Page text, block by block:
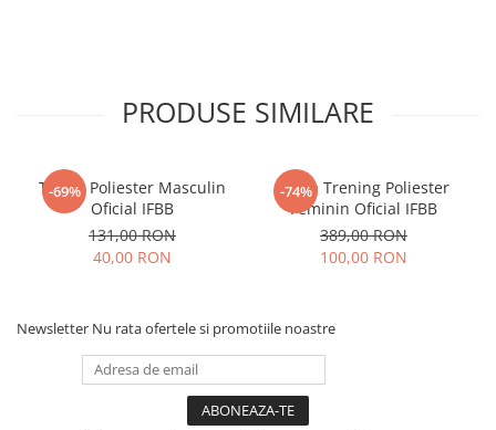
PRODUSE SIMILARE
-69%
Tricou Poliester Masculin
Oficial IFBB
131,00 RON
40,00 RON
-74%
Bluza Trening Poliester
Feminin Oficial IFBB
389,00 RON
100,00 RON
Newsletter Nu rata ofertele si promotiile noastre